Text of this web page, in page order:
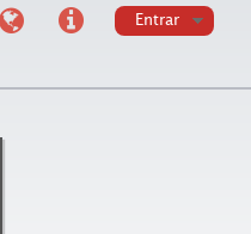
Entrar